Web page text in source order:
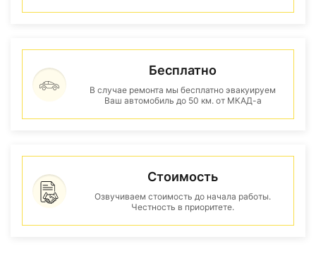
Бесплатно
В случае ремонта мы бесплатно эвакуируем
Ваш автомобиль до 50 км. от МКАД-а
Стоимость
Озвучиваем стоимость до начала работы.
Честность в приоритете.